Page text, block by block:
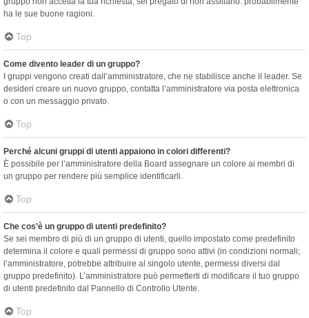
ha le sue buone ragioni.
Top
Come divento leader di un gruppo?
I gruppi vengono creati dall’amministratore, che ne stabilisce anche il leader. Se
desideri creare un nuovo gruppo, contatta l’amministratore via posta elettronica
o con un messaggio privato.
Top
Perché alcuni gruppi di utenti appaiono in colori differenti?
È possibile per l’amministratore della Board assegnare un colore ai membri di
un gruppo per rendere più semplice identificarli.
Top
Che cos’è un gruppo di utenti predefinito?
Se sei membro di più di un gruppo di utenti, quello impostato come predefinito
determina il colore e quali permessi di gruppo sono attivi (in condizioni normali;
l’amministratore, potrebbe attribuire al singolo utente, permessi diversi dal
gruppo predefinito). L’amministratore può permetterti di modificare il tuo gruppo
di utenti predefinito dal Pannello di Controllo Utente.
Top